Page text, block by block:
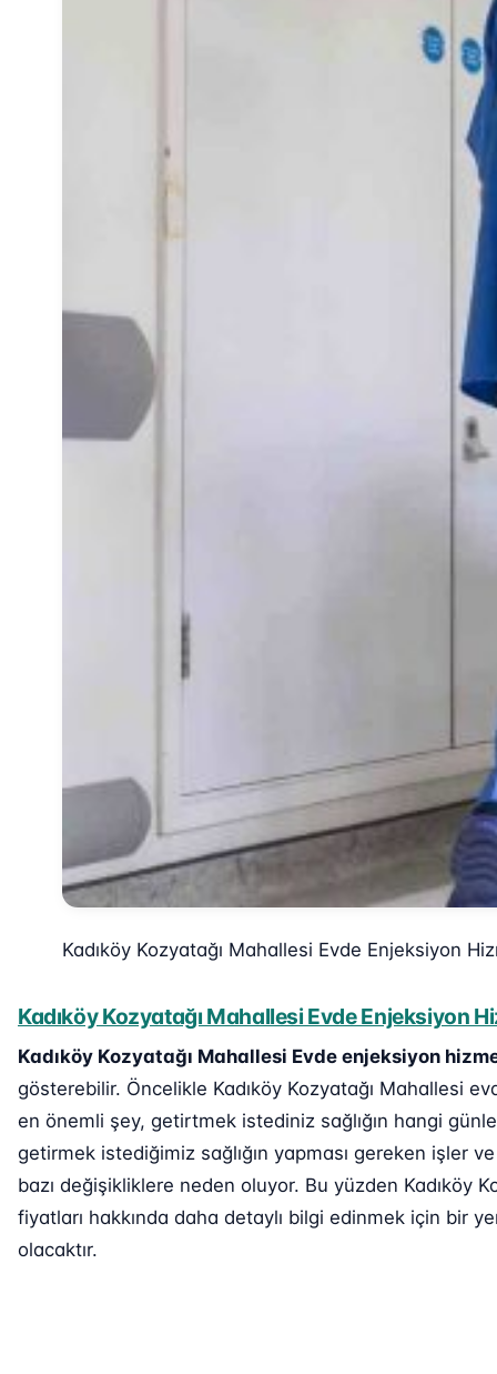
Kadıköy Kozyatağı Mahallesi Evde Enjeksiyon
Kadıköy Kozyatağı Mahallesi Evde Enjeksiyon
Kadıköy Kozyatağı Mahallesi Evde enjeksiyon
gösterebilir. Öncelikle Kadıköy Kozyatağı Mahallesi
en önemli şey, getirtmek istediniz sağlığın hangi
getirmek istediğimiz sağlığın yapması gereken işler
bazı değişikliklere neden oluyor. Bu yüzden Kadıköy
fiyatları hakkında daha detaylı bilgi edinmek için bir
olacaktır.